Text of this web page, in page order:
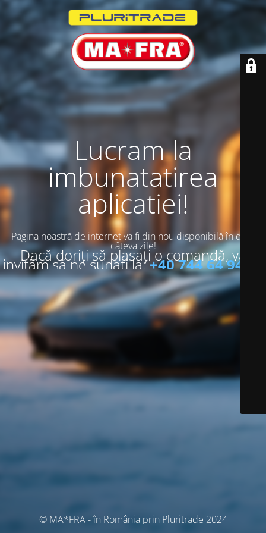
Lucram la
imbunatatirea
aplicatiei!
Pagina noastră de internet va fi din nou disponibilă în doar
câteva zile!
Dacă doriți să plasați o comandă, vă
invităm să ne sunați la:+40 744 64 94 13
© MA*FRA - în România prin Pluritrade 2024